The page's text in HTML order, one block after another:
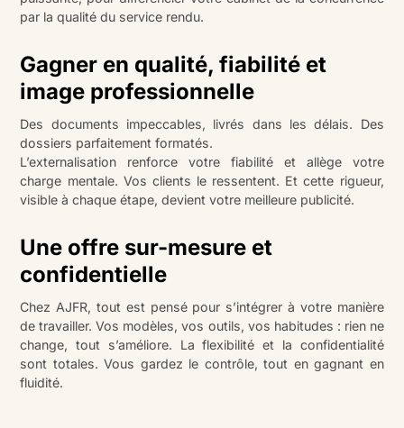
par la qualité du service rendu.
Gagner en qualité, fiabilité et
image professionnelle
Des documents impeccables, livrés dans les délais. Des
dossiers parfaitement formatés.
L’externalisation renforce votre fiabilité et allège votre
charge mentale. Vos clients le ressentent. Et cette rigueur,
visible à chaque étape, devient votre meilleure publicité.
Une offre sur-mesure et
confidentielle
Chez AJFR, tout est pensé pour s’intégrer à votre manière
de travailler. Vos modèles, vos outils, vos habitudes : rien ne
change, tout s’améliore. La flexibilité et la confidentialité
sont totales. Vous gardez le contrôle, tout en gagnant en
fluidité.